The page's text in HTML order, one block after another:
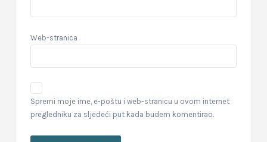
Web-stranica
Spremi moje ime, e-poštu i web-stranicu u ovom internet
pregledniku za sljedeći put kada budem komentirao.